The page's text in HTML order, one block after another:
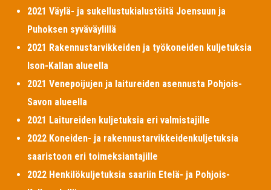
2021 Väylä- ja sukellustukialustöitä Joensuun ja
Puhoksen syväväylillä
2021 Rakennustarvikkeiden ja työkoneiden kuljetuksia
Ison-Kallan alueella
2021 Venepoijujen ja laitureiden asennusta Pohjois-
Savon alueella
2021 Laitureiden kuljetuksia eri valmistajille
2022 Koneiden- ja rakennustarvikkeidenkuljetuksia
saaristoon eri toimeksiantajille
2022 Henkilökuljetuksia saariin Etelä- ja Pohjois-